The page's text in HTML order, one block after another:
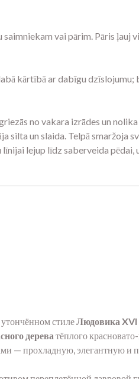
vai pārim. Pāris ļauj
kārtībā ar dabīgu
no vakara izrādes un
un slaida. Telpā smaržoja
lejup līdz saberveida
стилеЛюдовика XVI
дерева тёплого
— прохладную, элегантную и